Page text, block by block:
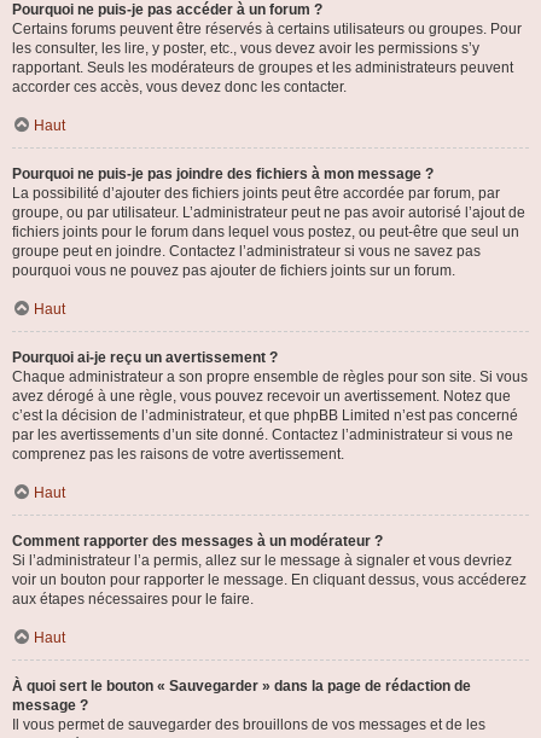
Pourquoi ne puis-je pas accéder à un forum ?
Certains forums peuvent être réservés à certains utilisateurs ou groupes. Pour
les consulter, les lire, y poster, etc., vous devez avoir les permissions s’y
rapportant. Seuls les modérateurs de groupes et les administrateurs peuvent
accorder ces accès, vous devez donc les contacter.
Haut
Pourquoi ne puis-je pas joindre des fichiers à mon message ?
La possibilité d’ajouter des fichiers joints peut être accordée par forum, par
groupe, ou par utilisateur. L’administrateur peut ne pas avoir autorisé l’ajout de
fichiers joints pour le forum dans lequel vous postez, ou peut-être que seul un
groupe peut en joindre. Contactez l’administrateur si vous ne savez pas
pourquoi vous ne pouvez pas ajouter de fichiers joints sur un forum.
Haut
Pourquoi ai-je reçu un avertissement ?
Chaque administrateur a son propre ensemble de règles pour son site. Si vous
avez dérogé à une règle, vous pouvez recevoir un avertissement. Notez que
c’est la décision de l’administrateur, et que phpBB Limited n’est pas concerné
par les avertissements d’un site donné. Contactez l’administrateur si vous ne
comprenez pas les raisons de votre avertissement.
Haut
Comment rapporter des messages à un modérateur ?
Si l’administrateur l’a permis, allez sur le message à signaler et vous devriez
voir un bouton pour rapporter le message. En cliquant dessus, vous accéderez
aux étapes nécessaires pour le faire.
Haut
À quoi sert le bouton « Sauvegarder » dans la page de rédaction de
message ?
Il vous permet de sauvegarder des brouillons de vos messages et de les